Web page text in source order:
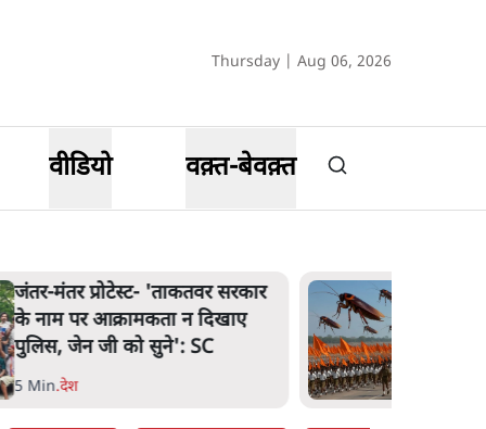
Thursday | Aug 06, 2026
वीडियो वक़्त-बेवक़्त
‘राष्ट्रविरोधी’ नैरेटिव का सच:
कॉकरोचों ने बदल दी सत्ता और संघ
की रणनीति
9 Min.विश्लेषण